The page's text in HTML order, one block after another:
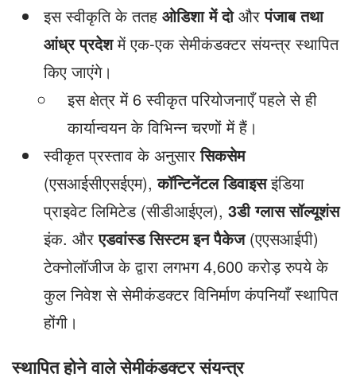
इस स्वीकृति के ततह ओडिशा में दोऔरपंजाब तथा
आंध्र प्रदेशमें एक-एक सेमीकंडक्टर संयन्त्र स्थापित
किए जाएंगे।
इस क्षेत्र में 6 स्वीकृत परियोजनाएँ पहले से ही
कार्यान्वयन के विभिन्न चरणों में हैं।
स्वीकृत प्रस्ताव के अनुसारसिकसेम
(एसआईसीएसईएम),कॉन्टिनेंटल डिवाइसइंडिया
प्राइवेट लिमिटेड (सीडीआईएल), 3डी ग्लास सॉल्यूशंस
इंक. औरएडवांस्ड सिस्टम इन पैकेज(एएसआईपी)
टेक्नोलॉजीज के द्वारा लगभग 4,600 करोड़ रुपये के
कुल निवेश से सेमीकंडक्टर विनिर्माण कंपनियाँ स्थापित
होंगी।
स्थापित होने वाले सेमीकंडक्टर संयन्त्र